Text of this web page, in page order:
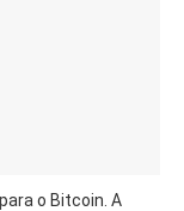
o Bitcoin. A